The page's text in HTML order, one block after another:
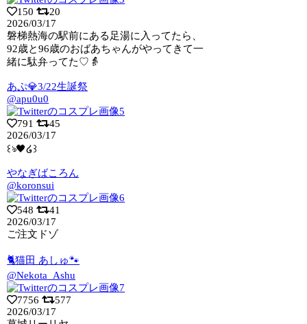
150
20
2026/03/17
磐梯熱海の駅前にある足湯に入ってたら、
92歳と96歳のおばあちゃんがやってきて一
緒に駄弁ってた♡👵
あぷ💎3/22生誕祭
@apu0u0
791
45
2026/03/17
꒰ঌ🖤໒꒱
やなぎばころん
@koronsui
548
41
2026/03/17
ご注文ドゾ
🐈猫田 あしゅ🐾
@Nekota_Ashu
7756
577
2026/03/17